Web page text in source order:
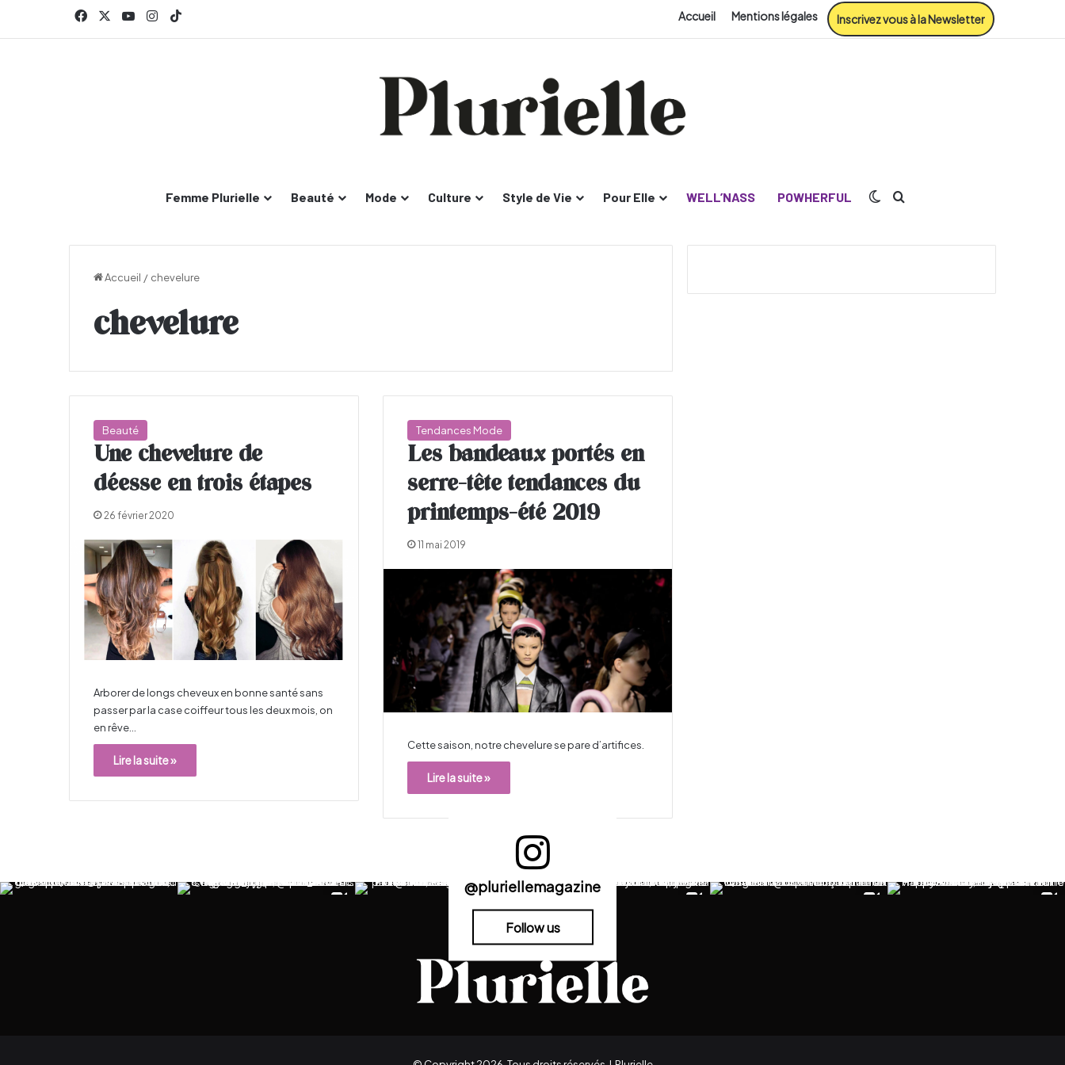
FacebookYouTubeInstagram Accueil Mentions légales Inscrivez vous à la Newsletter
Femme Plurielle Beauté Mode Culture Style de Vie Pour Elle WELL’NASS POWHERFUL Switch skin
Accueil / chevelure
chevelure
Beauté
Une chevelure de
déesse en trois étapes
26 février 2020
Arborer de longs cheveux en bonne santé sans
passer par la case coiffeur tous les deux mois, on
en rêve…
Lire la suite »
Tendances Mode
Les bandeaux portés en
serre-tête tendances du
printemps-été 2019
11 mai 2019
Cette saison, notre chevelure se pare d’artifices.
Lire la suite »
@pluriellemagazine
Follow us